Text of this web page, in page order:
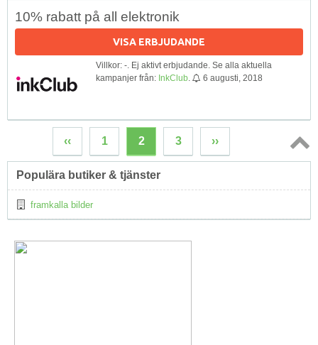
10% rabatt på all elektronik
VISA ERBJUDANDE
Villkor: -. Ej aktivt erbjudande. Se alla aktuella
kampanjer från: InkClub 6 augusti, 2018
‹‹ 1 2 3 ››
Topp
Populära butiker & tjänster
framkalla bilder